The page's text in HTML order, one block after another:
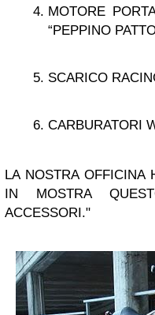
MOTORE
“PEPPINO
SCARICO
CARBURATORI
LA NOSTRA OFFICINA
IN MOSTRA
ACCESSORI."